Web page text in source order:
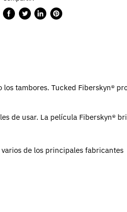
CompartirPublicarCompartirGuardar
tambores. Tucked Fiberskyn®
de usar. La película Fiberskyn®
de los principales fabricantes